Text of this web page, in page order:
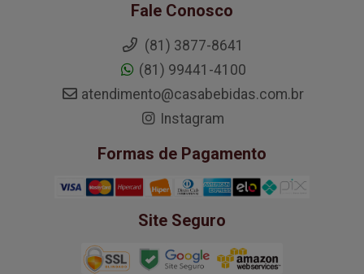
Fale Conosco
(81) 3877-8641
(81) 99441-4100
atendimento@casabebidas.com.br
Instagram
Formas de Pagamento
Site Seguro